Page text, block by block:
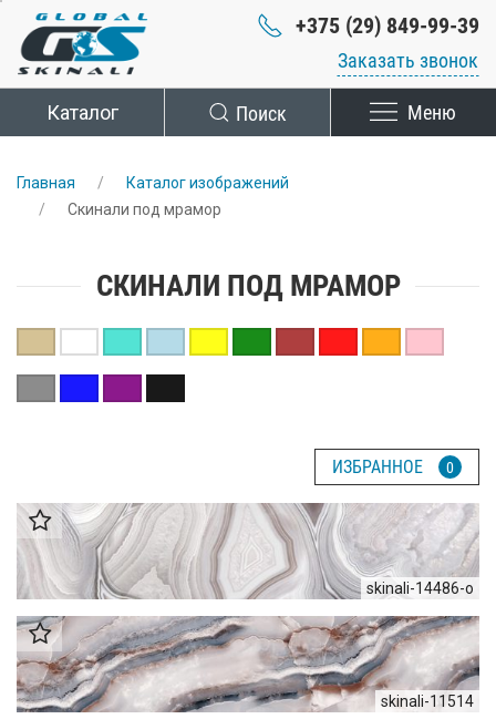
+375 (29) 849-99-39
Заказать звонок
Каталог Поиск Меню
Главная
Каталог изображений
Скинали под мрамор
СКИНАЛИ ПОД МРАМОР
ИЗБРАННОЕ 0
skinali-14486-o
skinali-11514